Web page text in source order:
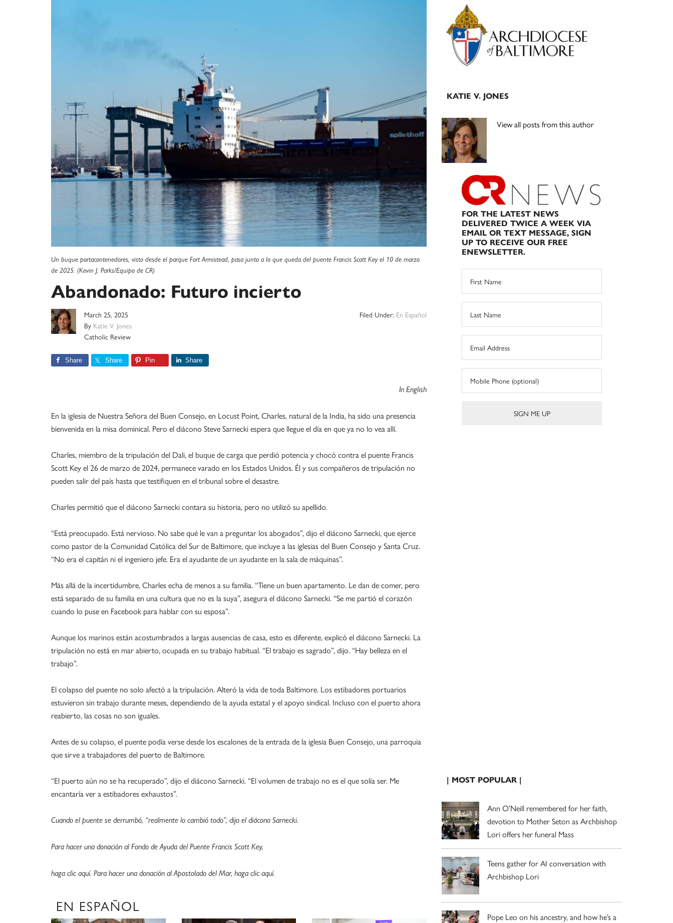
Un buque portacontenedores, visto desde el parque Fort Armistead, pasa junto a lo que queda del puente Francis Scott Key el 10 de marzo
de 2025. (Kevin J. Parks/Equipo de CR)
Abandonado: Futuro incierto
March 25, 2025
By Katie V. Jones
Catholic Review
Filed Under: En Español
Share Share Pin Share
In English
En la iglesia de Nuestra Señora del Buen Consejo, en Locust Point, Charles, natural de la India, ha sido una presencia
bienvenida en la misa dominical. Pero el diácono Steve Sarnecki espera que llegue el día en que ya no lo vea allí.
Charles, miembro de la tripulación del Dali, el buque de carga que perdió potencia y chocó contra el puente Francis
Scott Key el 26 de marzo de 2024, permanece varado en los Estados Unidos. Él y sus compañeros de tripulación no
pueden salir del país hasta que testifiquen en el tribunal sobre el desastre.
Charles permitió que el diácono Sarnecki contara su historia, pero no utilizó su apellido.
“Está preocupado. Está nervioso. No sabe qué le van a preguntar los abogados”, dijo el diácono Sarnecki, que ejerce
como pastor de la Comunidad Católica del Sur de Baltimore, que incluye a las iglesias del Buen Consejo y Santa Cruz.
“No era el capitán ni el ingeniero jefe. Era el ayudante de un ayudante en la sala de máquinas”.
Más allá de la incertidumbre, Charles echa de menos a su familia. “Tiene un buen apartamento. Le dan de comer, pero
está separado de su familia en una cultura que no es la suya”, asegura el diácono Sarnecki. “Se me partió el corazón
cuando lo puse en Facebook para hablar con su esposa”.
Aunque los marinos están acostumbrados a largas ausencias de casa, esto es diferente, explicó el diácono Sarnecki. La
tripulación no está en mar abierto, ocupada en su trabajo habitual. “El trabajo es sagrado”, dijo. “Hay belleza en el
trabajo”.
El colapso del puente no solo afectó a la tripulación. Alteró la vida de toda Baltimore. Los estibadores portuarios
estuvieron sin trabajo durante meses, dependiendo de la ayuda estatal y el apoyo sindical. Incluso con el puerto ahora
reabierto, las cosas no son iguales.
Antes de su colapso, el puente podía verse desde los escalones de la entrada de la iglesia Buen Consejo, una parroquia
que sirve a trabajadores del puerto de Baltimore.
“El puerto aún no se ha recuperado”, dijo el diácono Sarnecki. “El volumen de trabajo no es el que solía ser. Me
encantaría ver a estibadores exhaustos”.
Cuando el puente se derrumbó, “realmente lo cambió todo”, dijo el diácono Sarnecki.
Para hacer una donación al Fondo de Ayuda del Puente Francis Scott Key,
haga clic aquí. Para hacer una donación al Apostolado del Mar, haga clic aquí.
EN ESPAÑOL
Primary
Sidebar
KATIE V. JONES
View all posts from this author
FOR THE LATEST NEWS
DELIVERED TWICE A WEEK VIA
EMAIL OR TEXT MESSAGE, SIGN
UP TO RECEIVE OUR FREE
ENEWSLETTER.
| MOST POPULAR |
Ann O’Neill remembered for her faith,
devotion to Mother Seton as Archbishop
Lori offers her funeral Mass
Teens gather for AI conversation with
Archbishop Lori
Pope Leo on his ancestry, and how he’s a